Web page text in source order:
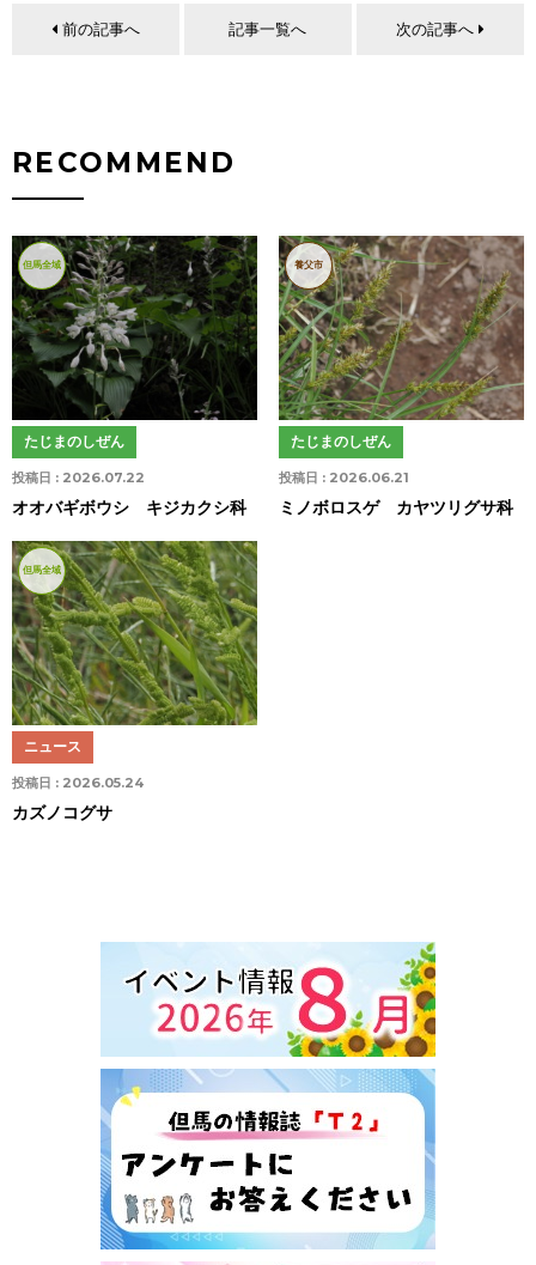
前の記事へ 記事一覧へ 次の記事へ
RECOMMEND
但馬全域
投稿日 : 2026.07.22
たじまのしぜん
オオバギボウシ キジカクシ科
養父市
投稿日 : 2026.06.21
たじまのしぜん
ミノボロスゲ カヤツリグサ科
但馬全域
投稿日 : 2026.05.24
ニュース
カズノコグサ